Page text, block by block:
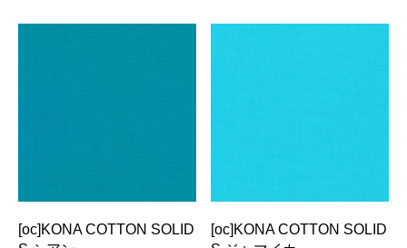
[oc]KONA COTTON SOLID
[oc]KONA COTTON SOLID